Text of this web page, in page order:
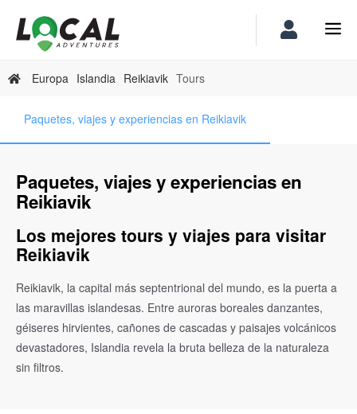
Europa Islandia Reikiavik Tours
Paquetes, viajes y experiencias en Reikiavik
Paquetes, viajes y experiencias en
Reikiavik
Los mejores tours y viajes para visitar
Reikiavik
Reikiavik, la capital más septentrional del mundo, es la puerta a
las maravillas islandesas. Entre auroras boreales danzantes,
géiseres hirvientes, cañones de cascadas y paisajes volcánicos
devastadores, Islandia revela la bruta belleza de la naturaleza
sin filtros.